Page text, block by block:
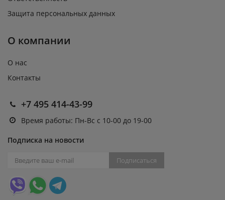
Защита персональных данных
О компании
О нас
Контакты
+7 495 414-43-99
Время работы: Пн-Вс с 10-00 до 19-00
Подписка на новости
Подписаться